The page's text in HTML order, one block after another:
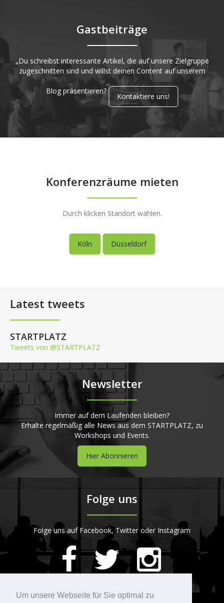
Um unsere Webseite für Sie optimal zu
Gastbeiträge
„Du schreibst interessante Artikel, die auf unsere Zielgruppe
zugeschnitten sind und willst deinen Content auf unserem
Blog präsentieren?
Kontaktiere uns!
Konferenzräume mieten
Durch klicken Standort wählen.
Köln Düsseldorf
Latest tweets
STARTPLATZ
Tweets von @STARTPLATZ
Newsletter
Immer auf dem Laufenden bleiben?
Erhalte regelmäßig alle News aus dem STARTPLATZ, zu
Workshops und Events.
Hier Abonnieren
Folge uns
Folge uns auf Facebook, Twitter oder Instagram
420Bewertungen auf ProvenExpert.com